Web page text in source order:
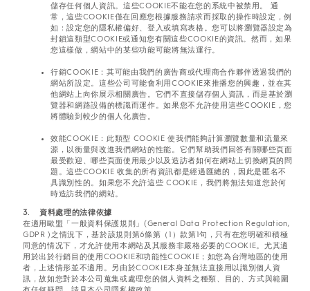
儲存任何個人資訊。這些COOKIE不能在您的系統中被禁用。 通
常，這些COOKIE僅在回應您根據服務請求而採取的操作時設定，例
如：設定您的隱私權偏好、登入或填寫表格。您可以將瀏覽器設定為
封鎖這類型COOKIE或通知您有關這些COOKIE的資訊。然而，如果
您這樣做，網站中的某些功能可能將無法運行。
行銷COOKIE：其可能由我們的廣告商或代理商合作夥伴透過我們的
網站所設定。這些公司可能會利用COOKIE來推播您的興趣，並在其
他網站上向你展示相關廣告。它們不直接儲存個人資訊，而是基於瀏
覽器和網路設備的標識而運作。如果您不允許使用這些COOKIE，您
將體驗到較少的個人化廣告。
效能COOKIE：此類型 COOKIE 使我們能夠計算瀏覽數量和流量來
源，以衡量與改進我們網站的性能。它們幫助我們回答有關哪些頁面
最受歡迎、哪些頁面使用最少以及造訪者如何在網站上切換網頁的問
題。這些COOKIE 收集的所有資訊都是經過匯總的，因此是匿名不
具識別性的。如果您不允許這些 COOKIE，我們將無法知道您於何
時造訪我們的網站。
3. 資料處理的法律依據
在適用歐盟「一般資料保護規則」(General Data Protection Regulation,
GDPR )之情況下，基於該規則第6條第（1）款第1句，只有在您明確和積極
同意的情况下，才允許使用本網站及其服務非嚴格必要的COOKIE。尤其適
用於出於行銷目的使用COOKIE和功能性COOKIE；如您為台灣地區的使用
者，上述情形並不適用。另由於COOKIE本身並無法直接用以識別個人資
訊，故如您對於本公司蒐集或處理您的個人資料之種類、目的、方式與範圍